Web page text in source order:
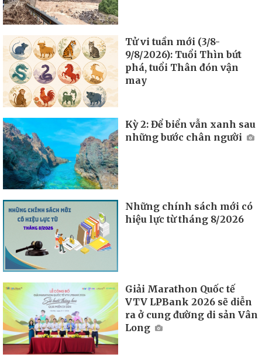
Tử vi tuần mới (3/8-
9/8/2026): Tuổi Thìn bứt
phá, tuổi Thân đón vận
may
Kỳ 2: Để biển vẫn xanh sau
những bước chân người
Những chính sách mới có
hiệu lực từ tháng 8/2026
Giải Marathon Quốc tế
VTV LPBank 2026 sẽ diễn
ra ở cung đường di sản Vân
Long